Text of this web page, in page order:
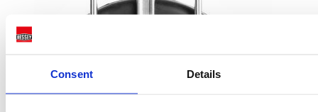
Consent Details